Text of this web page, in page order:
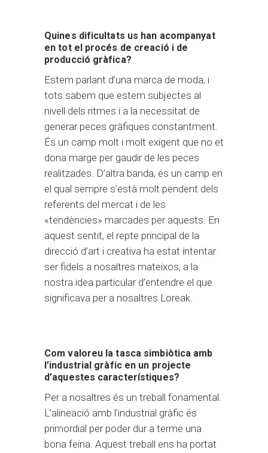
Quines dificultats us han acompanyat
en tot el procés de creació i de
producció gràfica?
Estem parlant d’una marca de moda, i
tots sabem que estem subjectes al
nivell dels ritmes i a la necessitat de
generar peces gràfiques constantment.
És un camp molt i molt exigent que no et
dona marge per gaudir de les peces
realitzades. D’altra banda, és un camp en
el qual sempre s’està molt pendent dels
referents del mercat i de les
«tendències» marcades per aquests. En
aquest sentit, el repte principal de la
direcció d’art i creativa ha estat intentar
ser fidels a nosaltres mateixos, a la
nostra idea particular d’entendre el que
significava per a nosaltres Loreak.
Com valoreu la tasca simbiòtica amb
l’industrial gràfic en un projecte
d’aquestes característiques?
Per a nosaltres és un treball fonamental.
L’alineació amb l’industrial gràfic és
primordial per poder dur a terme una
bona feina. Aquest treball ens ha portat